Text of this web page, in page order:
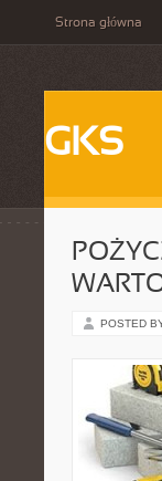
Strona główna
GKS
POSTED